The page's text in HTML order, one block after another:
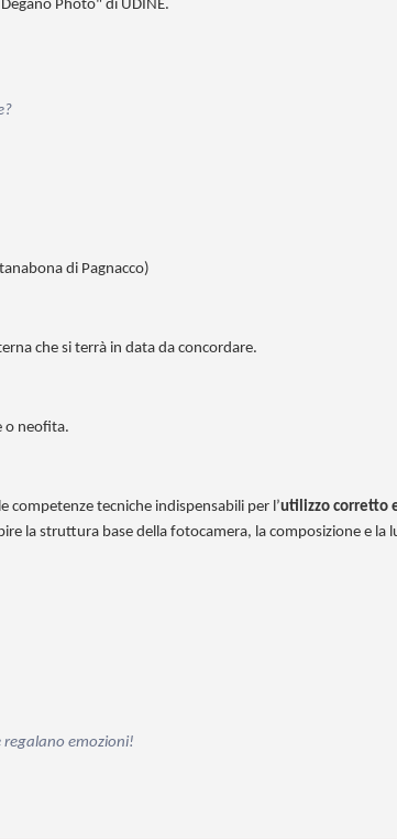
Photo" di UDINE.
di Pagnacco)
che si terrà in data da concordare.
o neofita.
tecniche indispensabili per l’utilizzo corretto
la struttura base della fotocamera, la composizione e la
regalano emozioni!